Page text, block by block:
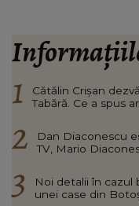
Cătălin Crișan
Tabără. Ce a spus
Dan Diaconescu
TV, Mario
Noi detalii în cazul
unei case din